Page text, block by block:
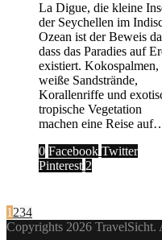
La Digue, die kleine
der Seychellen im
Ozean ist der Beweis
dass das Paradies auf
existiert. Kokospalmen,
weiße Sandstrände,
Korallenriffe und
tropische Vegetation
machen eine Reise
0 Facebook Twitter
Pinterest 2
1 234
Copyrights 2026 TravelSicht.